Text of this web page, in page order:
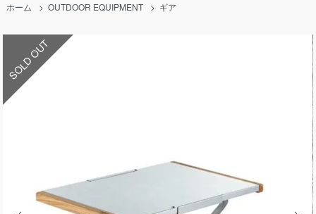
ホーム
>OUTDOOR EQUIPMENT > ギア
SOLD OUT